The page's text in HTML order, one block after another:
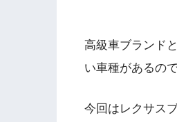
高級車ブランド
い車種があるので
今回はレクサス